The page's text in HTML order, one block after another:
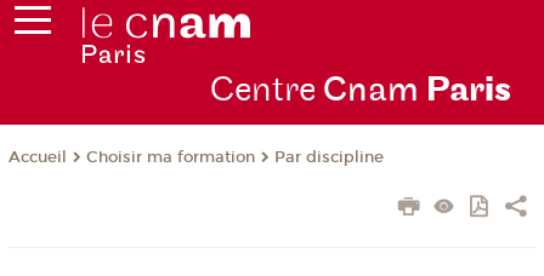
Centre Cnam Paris
Accueil Choisir ma formation Par discipline